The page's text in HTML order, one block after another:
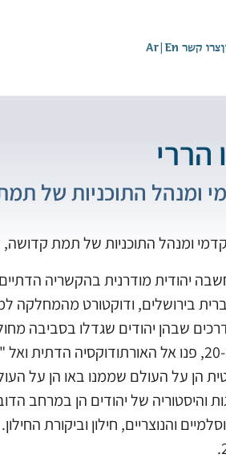
צרו קשר En
|
Ar
הררי
ומנהל התוכניות של
ומנהל התוכניות של תמת קדושה,
יהודית מודרנית בהקשריה
בירושלים, ודוקטורט מהמחלקה
שבהן יהודים שגדלו בסביבה
בראשית המאה ה-20, פנו אל
הן על העולם שממנו באו הן על
והיסטוריה של יהודים הן במרחב
והנוצריים, חילון וביקורת